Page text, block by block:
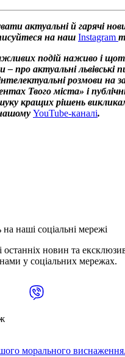
актуальні й гарячі
на наш Instagram
подій наживо і
– про актуальні львівські
розмови на
Твого міста» і публічні
кращих рішень
YouTube-каналі.
наші соціальні мережі
останніх новин та
у соціальних мережах.
морального